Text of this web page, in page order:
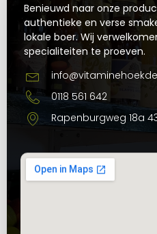
Benieuwd naar onze
authentieke en verse
lokale boer. Wij
specialiteiten te proeven.
0118 561 642
Rapenburgweg 18a